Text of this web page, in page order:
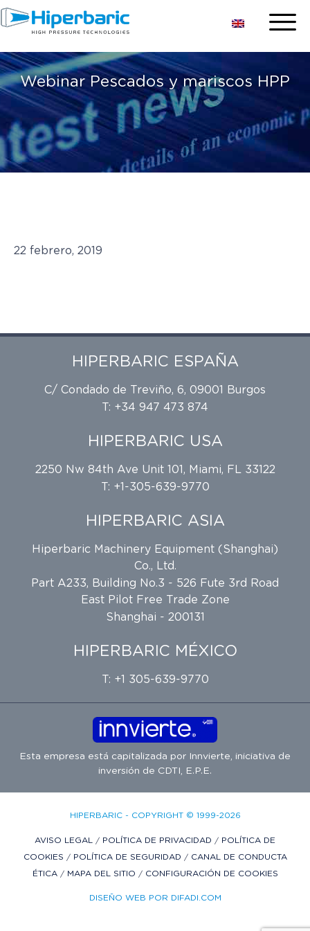
Webinar Pescados y mariscos HPP
22 febrero, 2019
HIPERBARIC ESPAÑA
C/ Condado de Treviño, 6, 09001 Burgos
T: +34 947 473 874
HIPERBARIC USA
2250 Nw 84th Ave Unit 101, Miami, FL 33122
T: +1-305-639-9770
HIPERBARIC ASIA
Hiperbaric Machinery Equipment (Shanghai)
Co., Ltd.
Part A233, Building No.3 - 526 Fute 3rd Road
East Pilot Free Trade Zone
Shanghai - 200131
HIPERBARIC MÉXICO
T: +1 305-639-9770
Esta empresa está capitalizada por Innvierte , iniciativa de
inversión de CDTI, E.P.E.
HIPERBARIC - COPYRIGHT © 1999-2026
AVISO LEGAL / POLÍTICA DE PRIVACIDAD / POLÍTICA DE
COOKIES / POLÍTICA DE SEGURIDAD / CANAL DE CONDUCTA
ÉTICA / MAPA DEL SITIO / CONFIGURACIÓN DE COOKIES
DISEÑO WEB POR DIFADI.COM